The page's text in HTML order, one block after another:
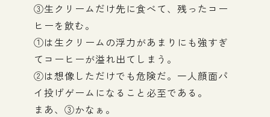
③生クリームだけ先に食べて、残ったコー
ヒーを飲む。
①は生クリームの浮力があまりにも強すぎ
てコーヒーが溢れ出てしまう。
②は想像しただけでも危険だ。一人顔面パ
イ投げゲームになること必至である。
まあ、③かなぁ。